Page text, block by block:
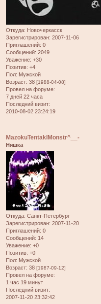
Откуда: Новочеркасск
Зарегистрирован: 2007-11-06
Приглашений: 0
Сообщений: 2049
Уважение: +30
Позитив: +4
Пол: Мужской
Возраст: 38 [1988-04-08]
Провел на форуме:
7 дней 22 часа
Последний визит:
2010-08-02 23:24:19
MazokuTentaklMonstr^__-
Няшка
Откуда: Санкт-Петербург
Зарегистрирован: 2007-11-20
Приглашений: 0
Сообщений: 14
Уважение: +0
Позитив: +0
Пол: Мужской
Возраст: 38 [1987-09-12]
Провел на форуме:
1 час 19 минут
Последний визит:
2007-11-20 23:32:42